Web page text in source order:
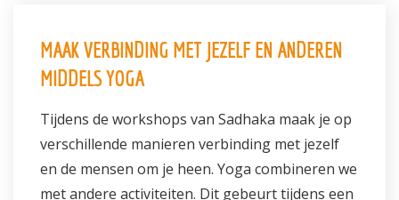
MAAK VERBINDING MET JEZELF EN ANDEREN
MIDDELS YOGA
Tijdens de workshops van Sadhaka maak je op
verschillende manieren verbinding met jezelf
en de mensen om je heen. Yoga combineren we
met andere activiteiten. Dit gebeurt tijdens een